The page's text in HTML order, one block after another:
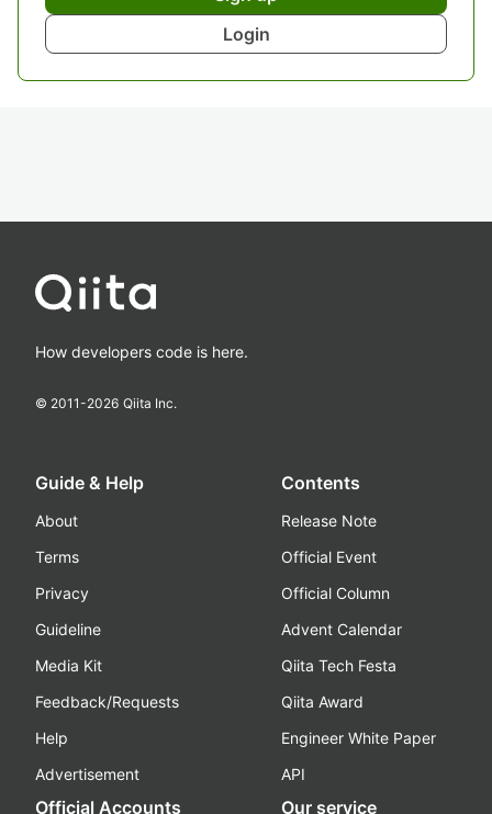
Login
How developers code is here.
© 2011-2026 Qiita Inc.
Guide & Help
About
Terms
Privacy
Guideline
Media Kit
Feedback/Requests
Help
Advertisement
Contents
Release Note
Official Event
Official Column
Advent Calendar
Qiita Tech Festa
Qiita Award
Engineer White Paper
API
Official Accounts Our service